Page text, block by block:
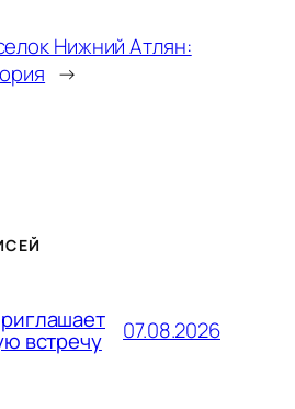
Нижний Атлян:
→
встречу 07.08.2026